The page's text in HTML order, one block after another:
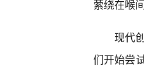
萦绕在喉
现代
们开始尝